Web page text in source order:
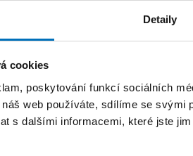
Detaily
cookies
poskytování funkcí sociálních
web používáte, sdílíme se svými
s dalšími informacemi, které jste
PESW je také soutěž
sekce. Zúčastnit se mohou
systémů, které byly obhájeny v
jak se aktivně zúčastnit, najdete na